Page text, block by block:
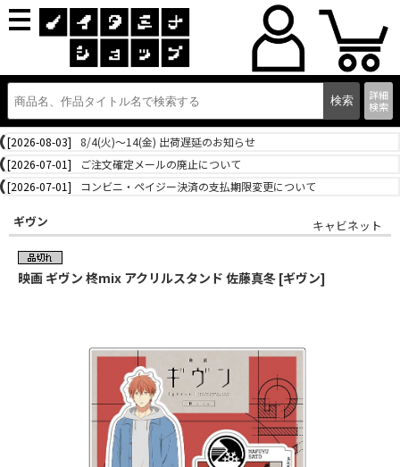
詳細
検索
[2026-08-03]
8/4(火)～14(金) 出荷遅延のお知らせ
[2026-07-01]
ご注文確定メールの廃止について
[2026-07-01]
コンビニ・ペイジー決済の支払期限変更について
ギヴン キャビネット
映画 ギヴン 柊mix アクリルスタンド 佐藤真冬 [ギヴン]